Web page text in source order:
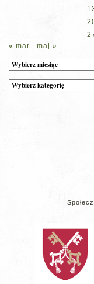
« mar
maj »
Archiwum
Kategorie
wpisów